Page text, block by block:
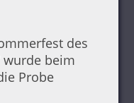
des
wurde beim
Probe